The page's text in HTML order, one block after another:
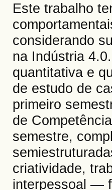
Este trabalho
considerando
na Indústria
quantitativa e
de estudo de
primeiro
de
semestre,
criatividade,
interpessoal —